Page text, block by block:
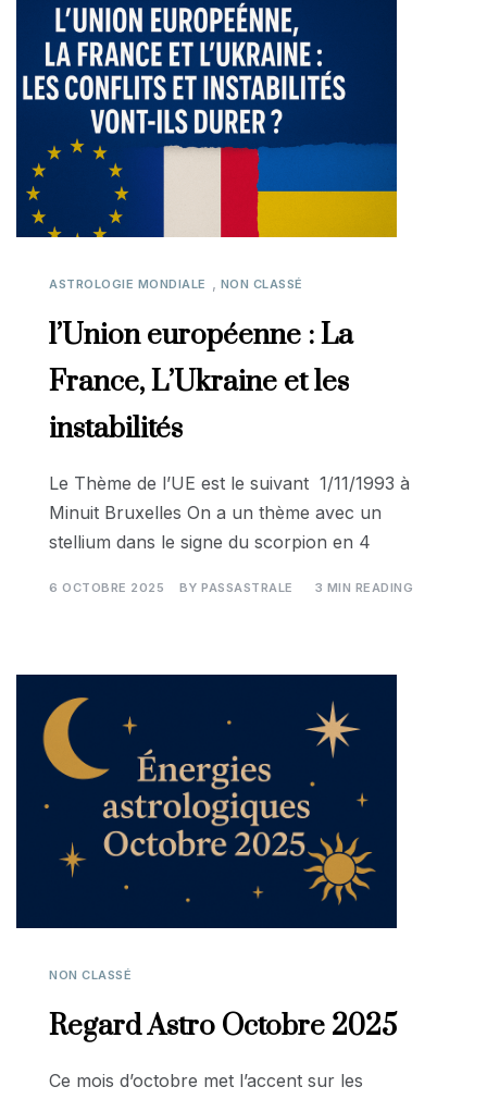
ASTROLOGIE MONDIALE NON CLASSÉ
l’Union européenne : La
France, L’Ukraine et les
instabilités
Le Thème de l’UE est le suivant 1/11/1993 à
Minuit Bruxelles On a un thème avec un
stellium dans le signe du scorpion en 4
6 OCTOBRE 2025 BY PASSASTRALE 3 MIN READING
NON CLASSÉ
Regard Astro Octobre 2025
Ce mois d’octobre met l’accent sur les